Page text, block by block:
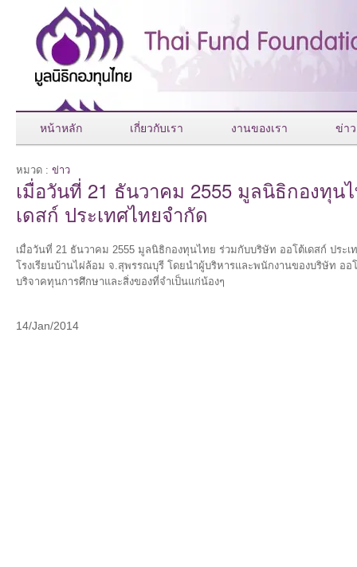
หน้าหลัก เกี่ยวกับเรา งานของเรา ข่าว
หมวด : ข่าว
เมื่อวันที่ 21 ธันวาคม 2555 มูลนิธิกองทุน
เดสก์ ประเทศไทยจำกัด
เมื่อวันที่ 21 ธันวาคม 2555 มูลนิธิกองทุนไทย ร่วมกับบริษัท ออโต้เดสก์ ประ
โรงเรียนบ้านไผ่ล้อม จ.สุพรรณบุรี โดยนำผู้บริหารและพนักงานของบริษัท อ
บริจาคทุนการศึกษาและสิ่งของที่จำเป็นแก่น้องๆ
14/Jan/2014